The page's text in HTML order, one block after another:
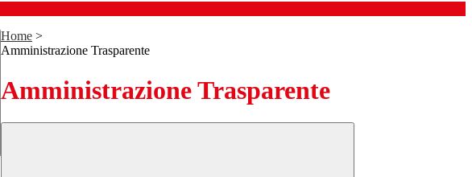
Home >
Amministrazione Trasparente
Amministrazione Trasparente